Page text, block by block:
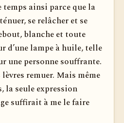
ainsi parce que la
se relâcher et se
blanche et toute
d’une lampe à huile, telle
une personne souffrante.
remuer. Mais même
la seule expression
suffirait à me le faire